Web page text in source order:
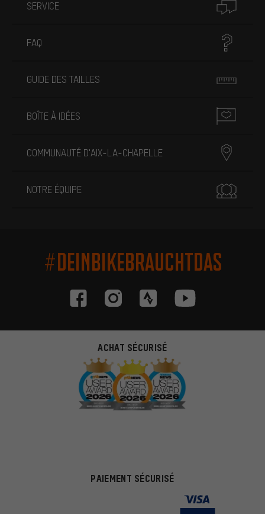
SERVICE
FAQ
GUIDE DES TAILLES
BOÎTE À IDÉES
COMMUNAUTÉ D'AIX-LA-CHAPELLE
NOTRE ÉQUIPE
#DEINBIKEBRAUCHTDAS
ACHAT SÉCURISÉ
PAIEMENT SÉCURISÉ